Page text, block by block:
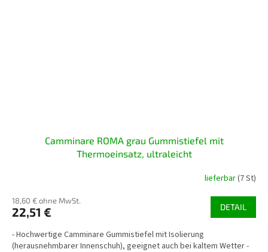
Camminare ROMA grau Gummistiefel mit
Thermoeinsatz, ultraleicht
lieferbar(7 St)
18,60 € ohne MwSt.
22,51 € DETAIL
- Hochwertige Camminare Gummistiefel mit Isolierung
(herausnehmbarer Innenschuh), geeignet auch bei kaltem Wetter -